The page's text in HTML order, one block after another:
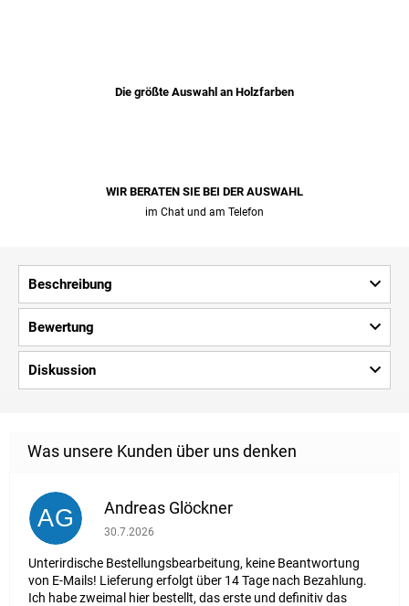
Die größte Auswahl an Holzfarben
WIR BERATEN SIE BEI ​​DER AUSWAHL
im Chat und am Telefon
Beschreibung
Bewertung
Diskussion
AG Andreas Glöckner
Die Shop-Bewertung beträgt 1 von 5 Sternen.
30.7.2026
Unterirdische Bestellungsbearbeitung, keine Beantwortung
von E-Mails! Lieferung erfolgt über 14 Tage nach Bezahlung.
Ich habe zweimal hier bestellt, das erste und definitiv das